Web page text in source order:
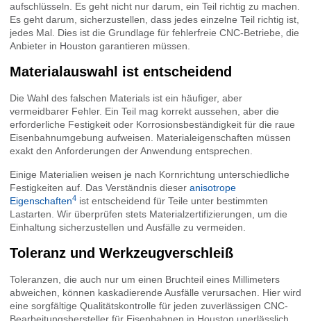
aufschlüsseln. Es geht nicht nur darum, ein Teil richtig zu machen.
Es geht darum, sicherzustellen, dass jedes einzelne Teil richtig ist,
jedes Mal. Dies ist die Grundlage für fehlerfreie CNC-Betriebe, die
Anbieter in Houston garantieren müssen.
Materialauswahl ist entscheidend
Die Wahl des falschen Materials ist ein häufiger, aber
vermeidbarer Fehler. Ein Teil mag korrekt aussehen, aber die
erforderliche Festigkeit oder Korrosionsbeständigkeit für die raue
Eisenbahnumgebung aufweisen. Materialeigenschaften müssen
exakt den Anforderungen der Anwendung entsprechen.
Einige Materialien weisen je nach Kornrichtung unterschiedliche
Festigkeiten auf. Das Verständnis dieser anisotrope
Eigenschaften4 ist entscheidend für Teile unter bestimmten
Lastarten. Wir überprüfen stets Materialzertifizierungen, um die
Einhaltung sicherzustellen und Ausfälle zu vermeiden.
Toleranz und Werkzeugverschleiß
Toleranzen, die auch nur um einen Bruchteil eines Millimeters
abweichen, können kaskadierende Ausfälle verursachen. Hier wird
eine sorgfältige Qualitätskontrolle für jeden zuverlässigen CNC-